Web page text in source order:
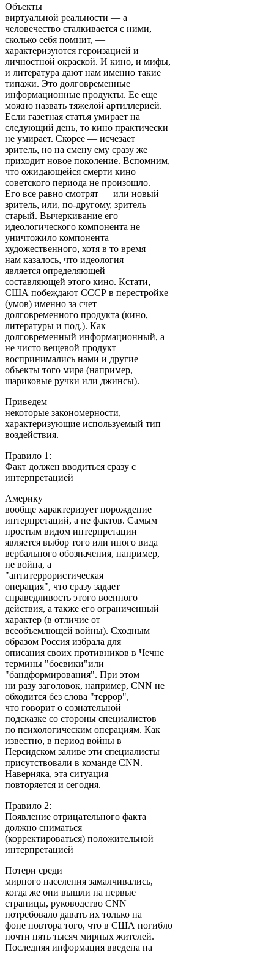
Объекты
виртуальной реальности — а
человечество сталкивается с ними,
сколько себя помнит, —
характеризуются героизацией и
личностной окраской. И кино, и мифы,
и литература дают нам именно такие
типажи. Это долговременные
информационные продукты. Ее еще
можно назвать тяжелой артиллерией.
Если газетная статья умирает на
следующий день, то кино практически
не умирает. Скорее — исчезает
зритель, но на смену ему сразу же
приходит новое поколение. Вспомним,
что ожидающейся смерти кино
советского периода не произошло.
Его все равно смотрят — или новый
зритель, или, по-другому, зритель
старый. Вычеркивание его
идеологического компонента не
уничтожило компонента
художественного, хотя в то время
нам казалось, что идеология
является определяющей
составляющей этого кино. Кстати,
США побеждают СССР в перестройке
(умов) именно за счет
долговременного продукта (кино,
литературы и под.). Как
долговременный информационный, а
не чисто вещевой продукт
воспринимались нами и другие
объекты того мира (например,
шариковые ручки или джинсы).
Приведем
некоторые закономерности,
характеризующие используемый тип
воздействия.
Правило 1:
Факт должен вводиться сразу с
интерпретацией
Америку
вообще характеризует порождение
интерпретаций, а не фактов. Самым
простым видом интерпретации
является выбор того или иного вида
вербального обозначения, например,
не война, а
"антитеррористическая
операция", что сразу задает
справедливость этого военного
действия, а также его ограниченный
характер (в отличие от
всеобъемлющей войны). Сходным
образом Россия избрала для
описания своих противников в Чечне
термины "боевики"или
"бандформирования". При этом
ни разу заголовок, например, CNN не
обходится без слова "террор",
что говорит о сознательной
подсказке со стороны специалистов
по психологическим операциям. Как
известно, в период войны в
Персидском заливе эти специалисты
присутствовали в команде CNN.
Наверняка, эта ситуация
повторяется и сегодня.
Правило 2:
Появление отрицательного факта
должно сниматься
(корректироваться) положительной
интерпретацией
Потери среди
мирного населения замалчивались,
когда же они вышли на первые
страницы, руководство CNN
потребовало давать их только на
фоне повтора того, что в США погибло
почти пять тысяч мирных жителей.
Последняя информация введена на